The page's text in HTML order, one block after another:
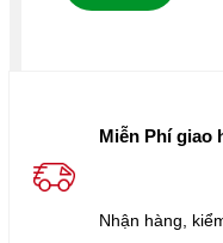
Miễn Phí giao
Nhận hàng,